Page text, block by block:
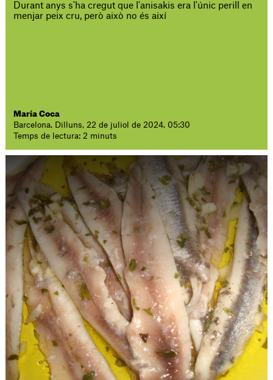
Durant anys s'ha cregut que l'anisakis era l'únic perill en
menjar peix cru, però això no és així
María Coca
Barcelona. Dilluns, 22 de juliol de 2024. 05:30
Temps de lectura: 2 minuts